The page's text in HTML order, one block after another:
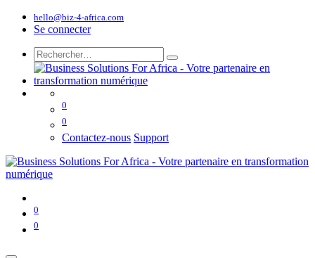
hello@biz-4-africa.com
Se connecter
0
0
Contactez-nous Support
0
0